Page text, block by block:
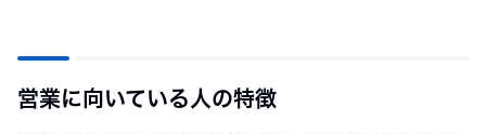
営業に向いている人の特徴